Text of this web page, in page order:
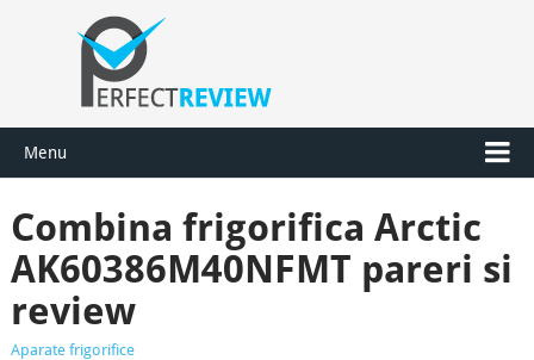
Menu
Combina frigorifica Arctic
AK60386M40NFMT pareri si
review
Aparate frigorifice